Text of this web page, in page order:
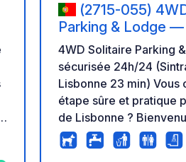
(2715-055)
Parking & Lodge
stopover (8 min
Lisbon)
4WD Solitaire Parking
sécurisée 24h/24
Lisbonne 23 min) Vous cherchez une
étape sûre et pratique
de Lisbonne ?
Solitaire — propriété
m² avec de la place